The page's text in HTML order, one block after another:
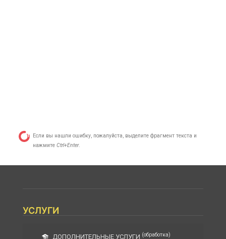
Если вы нашли ошибку, пожалуйста, выделите фрагмент текста и
нажмите Ctrl+Enter.
УСЛУГИ
ДОПОЛНИТЕЛЬНЫЕ УСЛУГИ (обработка)